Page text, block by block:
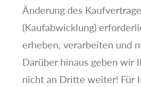
Änderung des
(Kaufabwicklung)
erheben, verarbeiten und
Darüber hinaus geben wir
nicht an Dritte weiter! Für